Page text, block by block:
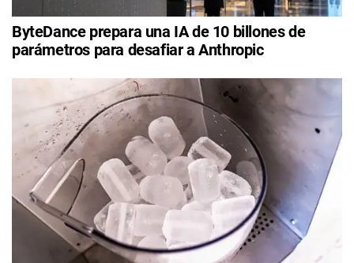
ByteDance prepara una IA de 10 billones de
parámetros para desafiar a Anthropic